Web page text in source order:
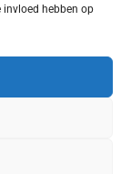
hebben op
het nieuws